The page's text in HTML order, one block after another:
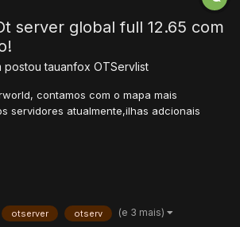
server global full 12.65 com
postoutauanfox OTServlist
contamos com o mapa mais
servidores atualmente,ilhas adcionais
quest do mino mage ou SOF! Cooldown
para um PvP mais dinâmico e divertido.
otserver otserv (e 3 mais)